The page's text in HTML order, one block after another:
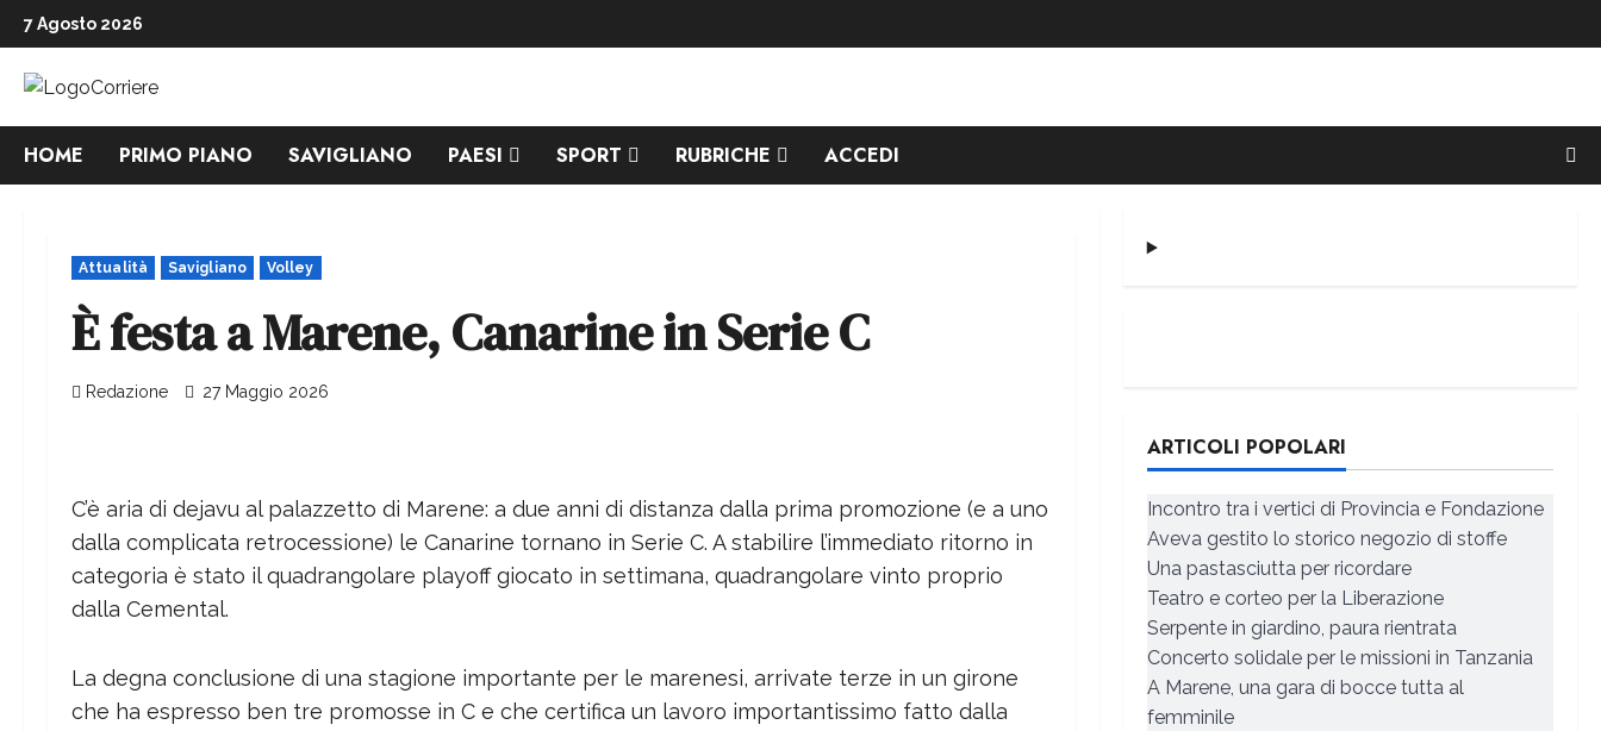
7 Agosto 2026
HOME PRIMO PIANO SAVIGLIANO PAESI SPORT RUBRICHE ACCEDI
Attualità Savigliano Volley
È festa a Marene, Canarine in Serie C
Redazione 27 Maggio 2026
C’è aria di dejavu al palazzetto di Marene: a due anni di distanza dalla prima promozione (e a uno
dalla complicata retrocessione) le Canarine tornano in Serie C. A stabilire l’immediato ritorno in
categoria è stato il quadrangolare playoff giocato in settimana, quadrangolare vinto proprio
dalla Cemental.
La degna conclusione di una stagione importante per le marenesi, arrivate terze in un girone
che ha espresso ben tre promosse in C e che certifica un lavoro importantissimo fatto dalla
ARTICOLI POPOLARI
Incontro tra i vertici di Provincia e Fondazione
Aveva gestito lo storico negozio di stoffe
Una pastasciutta per ricordare
Teatro e corteo per la Liberazione
Serpente in giardino, paura rientrata
Concerto solidale per le missioni in Tanzania
A Marene, una gara di bocce tutta al
femminile